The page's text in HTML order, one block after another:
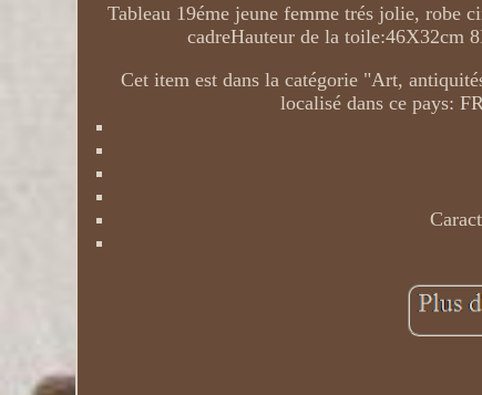
Tableau 19éme jeune femme trés jolie, robe
cadreHauteur de la toile:46X32cm
Cet item est dans la catégorie "Art,
localisé dans ce pays: